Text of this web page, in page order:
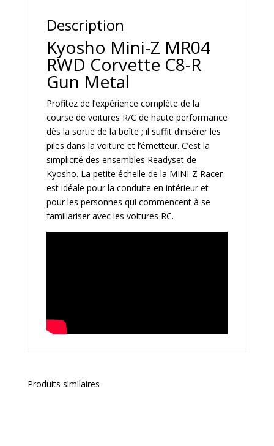
MM/KT531P)
K.32356GM
Description
Kyosho Mini-Z MR04
RWD Corvette C8-R
Gun Metal
Profitez de l’expérience complète de la
course de voitures R/C de haute performance
dès la sortie de la boîte ; il suffit d’insérer les
piles dans la voiture et l’émetteur. C’est la
simplicité des ensembles Readyset de
Kyosho. La petite échelle de la MINI-Z Racer
est idéale pour la conduite en intérieur et
pour les personnes qui commencent à se
familiariser avec les voitures RC.
Produits similaires